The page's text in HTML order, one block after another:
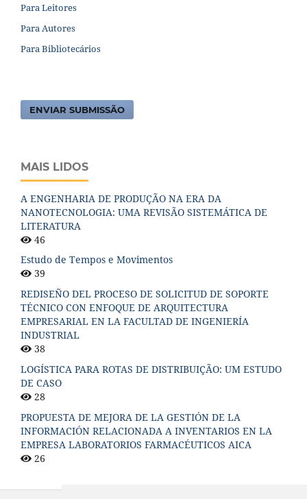
Para Leitores
Para Autores
Para Bibliotecários
ENVIAR SUBMISSÃO
MAIS LIDOS
A ENGENHARIA DE PRODUÇÃO NA ERA DA
NANOTECNOLOGIA: UMA REVISÃO SISTEMÁTICA DE
LITERATURA
46
Estudo de Tempos e Movimentos
39
REDISEÑO DEL PROCESO DE SOLICITUD DE SOPORTE
TÉCNICO CON ENFOQUE DE ARQUITECTURA
EMPRESARIAL EN LA FACULTAD DE INGENIERÍA
INDUSTRIAL
38
LOGÍSTICA PARA ROTAS DE DISTRIBUIÇÃO: UM ESTUDO
DE CASO
28
PROPUESTA DE MEJORA DE LA GESTIÓN DE LA
INFORMACIÓN RELACIONADA A INVENTARIOS EN LA
EMPRESA LABORATORIOS FARMACÉUTICOS AICA
26